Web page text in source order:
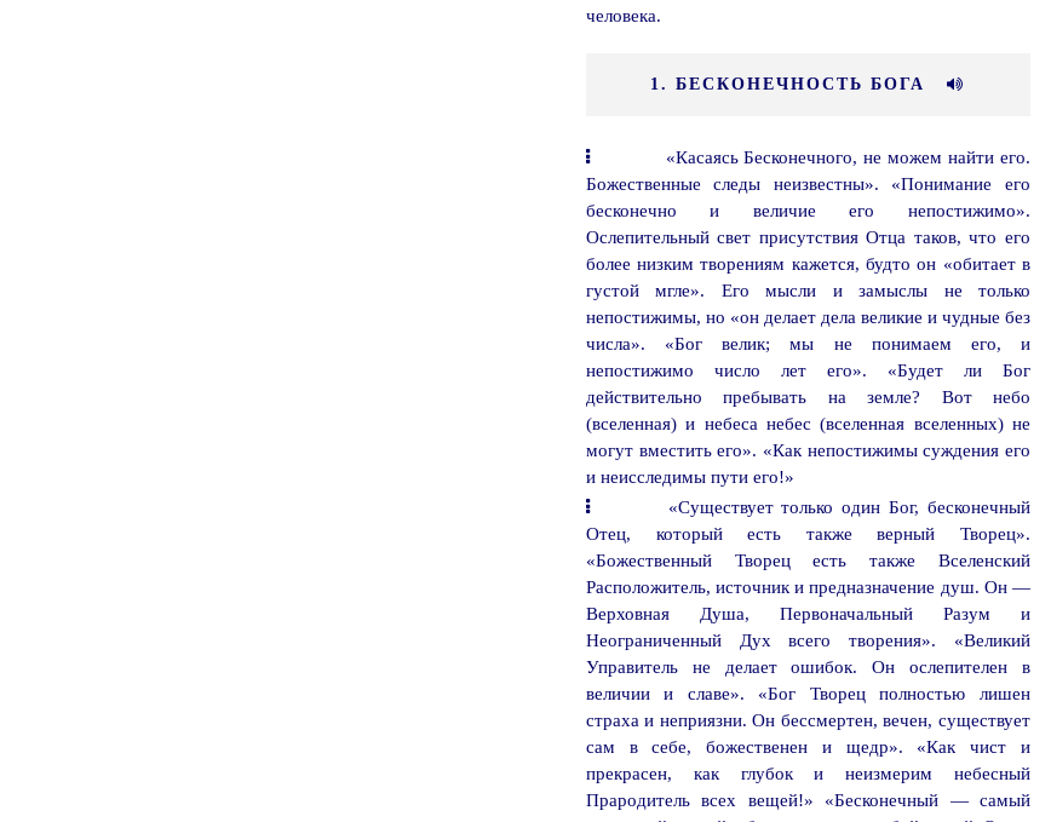
человека.
1. БЕСКОНЕЧНОСТЬ БОГА
«Касаясь Бесконечного, не можем найти его.
Божественные следы неизвестны». «Понимание его
бесконечно и величие его непостижимо».
Ослепительный свет присутствия Отца таков, что его
более низким творениям кажется, будто он «обитает в
густой мгле». Его мысли и замыслы не только
непостижимы, но «он делает дела великие и чудные без
числа». «Бог велик; мы не понимаем его, и
непостижимо число лет его». «Будет ли Бог
действительно пребывать на земле? Вот небо
(вселенная) и небеса небес (вселенная вселенных) не
могут вместить его». «Как непостижимы суждения его
и неисследимы пути его!»
«Существует только один Бог, бесконечный
Отец, который есть также верный Творец».
«Божественный Творец есть также Вселенский
Расположитель, источник и предназначение душ. Он —
Верховная Душа, Первоначальный Разум и
Неограниченный Дух всего творения». «Великий
Управитель не делает ошибок. Он ослепителен в
величии и славе». «Бог Творец полностью лишен
страха и неприязни. Он бессмертен, вечен, существует
сам в себе, божественен и щедр». «Как чист и
прекрасен, как глубок и неизмерим небесный
Прародитель всех вещей!» «Бесконечный — самый